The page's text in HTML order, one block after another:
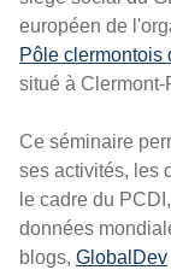
européen de
Pôle clermontois
situé à Clermont-
Ce séminaire
ses activités, les
le cadre du
données
blogs, GlobalDev